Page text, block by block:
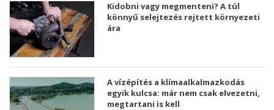
Kidobni vagy megmenteni? A túl
könnyű selejtezés rejtett környezeti
ára
A vízépítés a klímaalkalmazkodás
egyik kulcsa: már nem csak elvezetni,
megtartani is kell